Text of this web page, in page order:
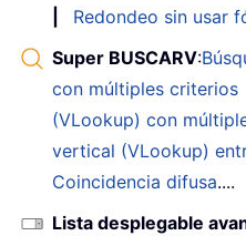
Redondeo sin usar
Super BUSCARV:
con múltiples criterios
(VLookup) con
vertical (VLookup)
Coincidencia difusa....
Lista desplegable